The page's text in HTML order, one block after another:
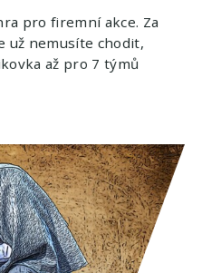
pro firemní akce. Za
už nemusíte chodit,
až pro 7 týmů